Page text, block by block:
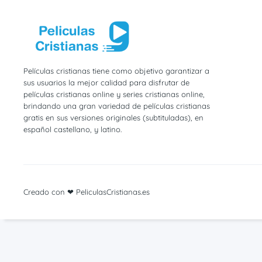
Películas cristianas tiene como objetivo garantizar a
sus usuarios la mejor calidad para disfrutar de
películas cristianas online y series cristianas online,
brindando una gran variedad de películas cristianas
gratis en sus versiones originales (subtituladas), en
español castellano, y latino.
Creado con ❤ PeliculasCristianas.es